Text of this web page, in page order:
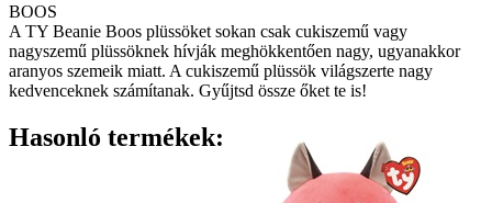
BOOS
A TY Beanie Boos plüssöket sokan csak cukiszemű vagy
nagyszemű plüssöknek hívják meghökkentően nagy, ugyanakkor
aranyos szemeik miatt. A cukiszemű plüssök világszerte nagy
kedvenceknek számítanak. Gyűjtsd össze őket te is!
Hasonló termékek: